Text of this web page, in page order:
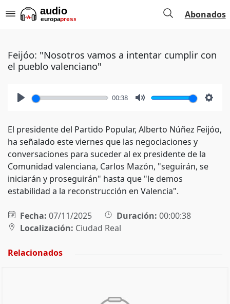
Abonados
Feijóo: "Nosotros vamos a intentar cumplir con
el pueblo valenciano"
00:38
El presidente del Partido Popular, Alberto Núñez Feijóo,
ha señalado este viernes que las negociaciones y
conversaciones para suceder al ex presidente de la
Comunidad valenciana, Carlos Mazón, "seguirán, se
iniciarán y proseguirán" hasta que "le demos
estabilidad a la reconstrucción en Valencia".
Fecha: 07/11/2025 Duración: 00:00:38
Localización: Ciudad Real
Relacionados